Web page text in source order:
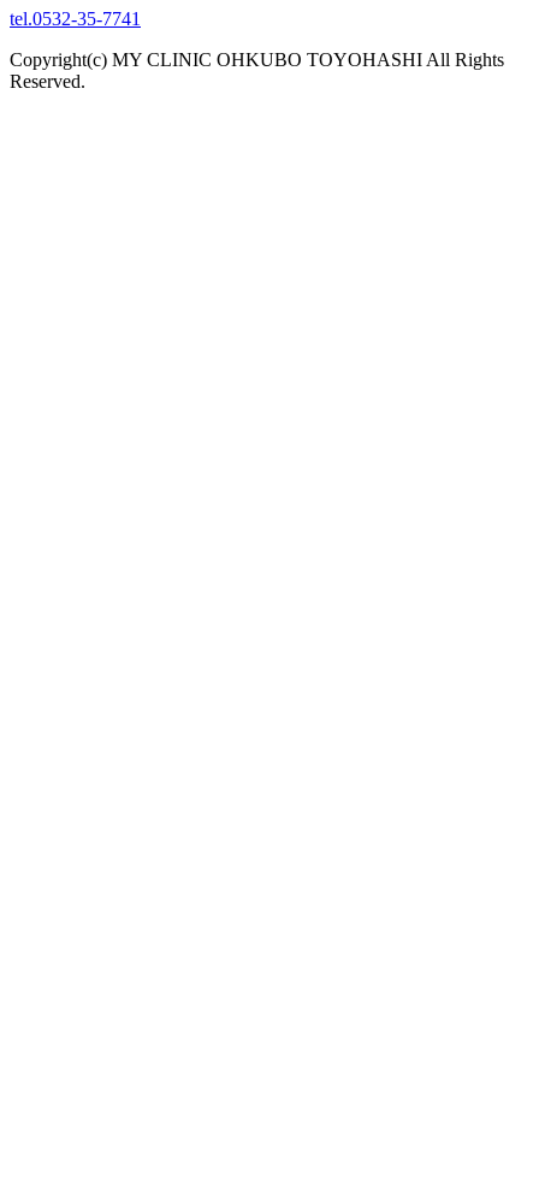
tel.0532-35-7741
Copyright(c) MY CLINIC OHKUBO TOYOHASHI All Rights
Reserved.